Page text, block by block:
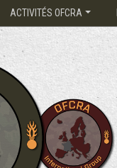
ACTIVITÉS OFCRA